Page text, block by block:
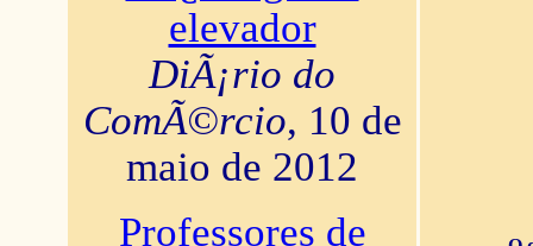
elevador
DiÃ¡rio do
ComÃ©rcio, 10 de
maio de 2012
Professores de